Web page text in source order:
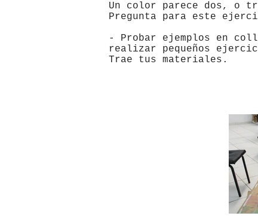
Un color parece dos, o
Pregunta para este
- Probar ejemplos en
realizar pequeños
Trae tus materiales.